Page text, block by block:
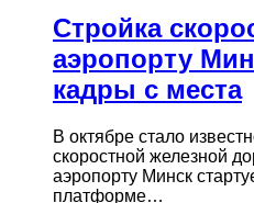
Стройка
аэропорту
кадры с места
В октябре стало
скоростной железной
аэропорту Минск
платформе…